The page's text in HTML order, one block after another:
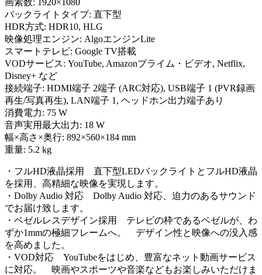
バックライトタイプ: 直下型
HDR方式: HDR10, HLG
映像処理エンジン: AlgoエンジンLite
スマートテレビ: Google TV搭載
VODサービス: YouTube, Amazonプライム・ビデオ, Netflix,
Disney+ など
接続端子: HDMI端子 2端子 (ARC対応), USB端子 1 (PVR録画
再生/写真再生), LAN端子 1, ヘッドホン出力端子あり
消費電力: 75 W
音声実用最大出力: 18 W
幅×高さ×奥行: 892×560×184 mm
重量: 5.2 kg
・フルHD液晶採用 直下型LEDバックライトとフルHD液晶
を採用、高精細な映像を実現します。
・Dolby Audio 対応 Dolby Audio 対応、迫力のあるサウンド
でお届け致します。
・ベゼルレスデザイン採用 テレビの枠であるベゼルが、わ
ずか1mmの極細フレームへ。 デザイン性と映像への没入感
を高めました。
・VOD対応 YouTubeをはじめ、豊富なネット動画サービス
に対応。 映画やスポーツや音楽などもお楽しみいただけま